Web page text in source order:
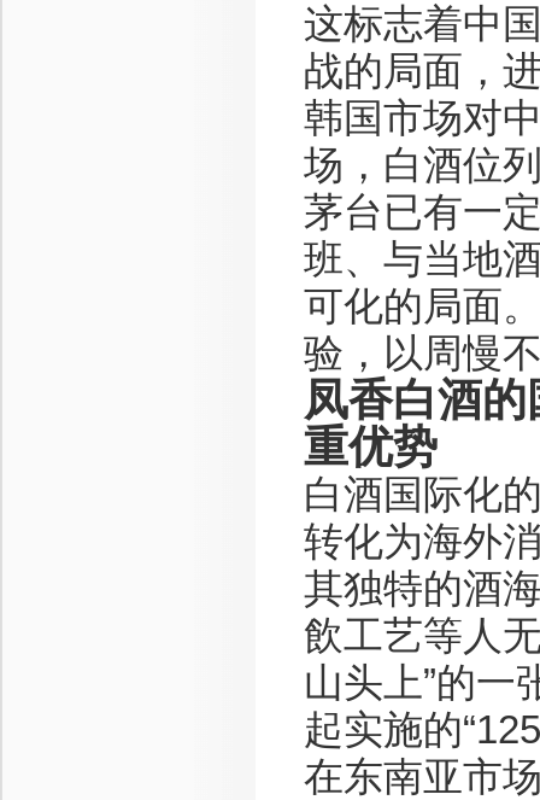
这标志着中
战的局面，
韩国市场对
场，白酒位
茅台已有一
班、与当地
可化的局面
验，以周慢
凤香白酒
重优势
白酒国际化
转化为海外
其独特的酒
飲工艺等人
山头上”的一
起实施的
在东南亚市